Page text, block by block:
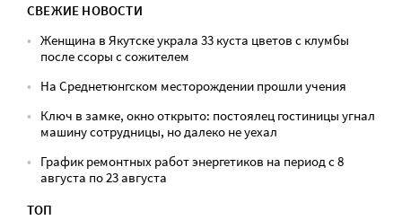
СВЕЖИЕ НОВОСТИ
Женщина в Якутске украла 33 куста цветов с клумбы
после ссоры с сожителем
На Среднетюнгском месторождении прошли учения
Ключ в замке, окно открыто: постоялец гостиницы угнал
машину сотрудницы, но далеко не уехал
График ремонтных работ энергетиков на период с 8
августа по 23 августа
ТОП